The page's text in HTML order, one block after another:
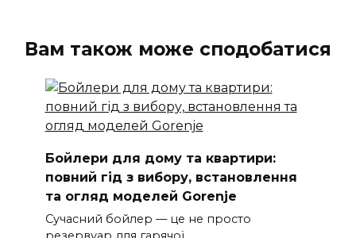
Вам також може сподобатися
Бойлери для дому та квартири:
повний гід з вибору, встановлення
та огляд моделей Gorenje
Сучасний бойлер — це не просто